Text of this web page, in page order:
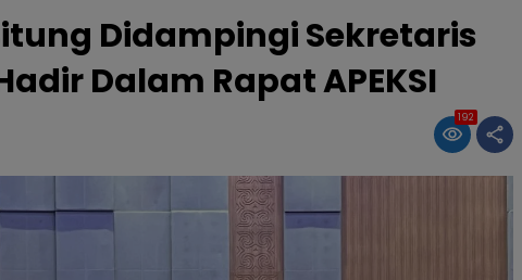
Didampingi Sekretaris
Dalam Rapat APEKSI
192